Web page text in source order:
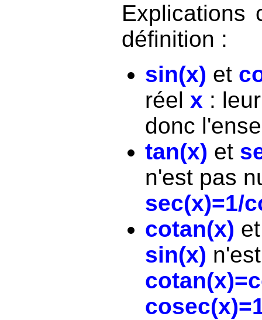
Explications
définition :
sin(x) et
réel x :
donc
tan(x) et
n'est pas
sec(x)=1/
cotan(x)
sin(x)